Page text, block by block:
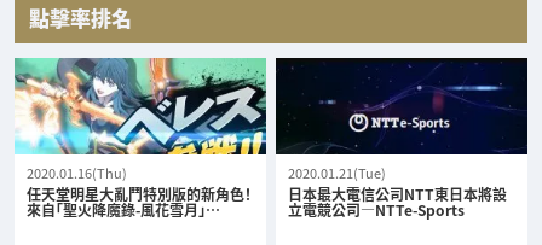
點擊率排名
2020.01.16(Thu)
任天堂明星大亂鬥特別版的新角色！
來自「聖火降魔錄-風花雪月」…
2020.01.21(Tue)
日本最大電信公司NTT東日本將設
立電競公司—NTTe-Sports